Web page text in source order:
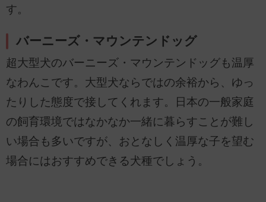
す。
バーニーズ・マウンテンドッグ
超大型犬のバーニーズ・マウンテンドッグも温厚
なわんこです。大型犬ならではの余裕から、ゆっ
たりした態度で接してくれます。日本の一般家庭
の飼育環境ではなかなか一緒に暮らすことが難し
い場合も多いですが、おとなしく温厚な子を望む
場合にはおすすめできる犬種でしょう。